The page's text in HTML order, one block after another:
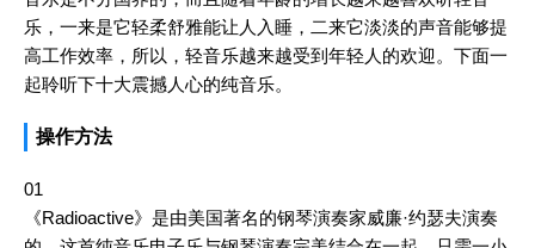
乐，一来是它轻柔舒雅能让人入睡，二来它淡淡的声音能够提
高工作效率，所以，轻音乐越来越受到年轻人的欢迎。下面一
起聆听下十大震撼人心的纯音乐。
操作方法
01
《Radioactive》是由美国著名的钢琴演奏家威廉·约瑟夫演奏